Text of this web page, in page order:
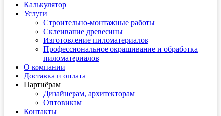
Калькулятор
Услуги
Строительно-монтажные работы
Склеивание древесины
Изготовление пиломатериалов
Профессиональное окрашивание и обработка
пиломатериалов
О компании
Доставка и оплата
Партнёрам
Дизайнерам, архитекторам
Оптовикам
Контакты